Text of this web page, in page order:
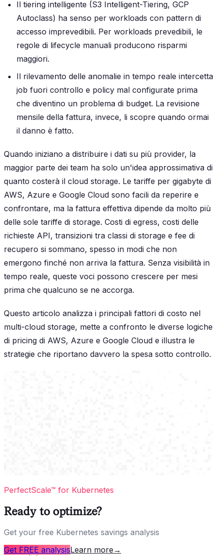
Il tiering intelligente (S3 Intelligent-Tiering, GCP
Autoclass) ha senso per workloads con pattern di
accesso imprevedibili. Per workloads prevedibili, le
regole di lifecycle manuali producono risparmi
maggiori.
Il rilevamento delle anomalie in tempo reale intercetta
job fuori controllo e policy mal configurate prima
che diventino un problema di budget. La revisione
mensile della fattura, invece, li scopre quando ormai
il danno è fatto.
Quando iniziano a distribuire i dati su più provider, la
maggior parte dei team ha solo un'idea approssimativa di
quanto costerà il cloud storage. Le tariffe per gigabyte di
AWS, Azure e Google Cloud sono facili da reperire e
confrontare, ma la fattura effettiva dipende da molto più
delle sole tariffe di storage. Costi di egress, costi delle
richieste API, transizioni tra classi di storage e fee di
recupero si sommano, spesso in modi che non
emergono finché non arriva la fattura. Senza visibilità in
tempo reale, queste voci possono crescere per mesi
prima che qualcuno se ne accorga.
Questo articolo analizza i principali fattori di costo nel
multi-cloud storage, mette a confronto le diverse logiche
di pricing di AWS, Azure e Google Cloud e illustra le
strategie che riportano davvero la spesa sotto controllo.
PerfectScale™ for Kubernetes
Ready to optimize?
Get your free Kubernetes savings analysis
Get FREE analysisLearn more →